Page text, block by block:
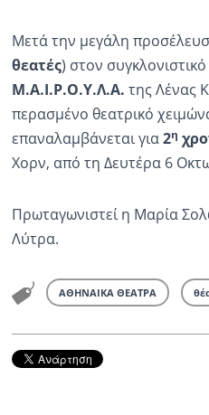
Μετά την μεγάλη
θεατές) στον
Μ.Α.Ι.Ρ.Ο.Υ.Λ.Α. της Λένας
περασμένο θεατρικό
επαναλαμβάνεται για2η
Χορν, από τη Δευτέρα 6
Πρωταγωνιστεί η Μαρία
Λύτρα.
ΑΘΗΝΑΙΚΑ ΘΕΑΤΡΑ